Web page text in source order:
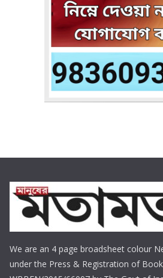
We are an 4 page broadsheet colour
under the Press & Registration of